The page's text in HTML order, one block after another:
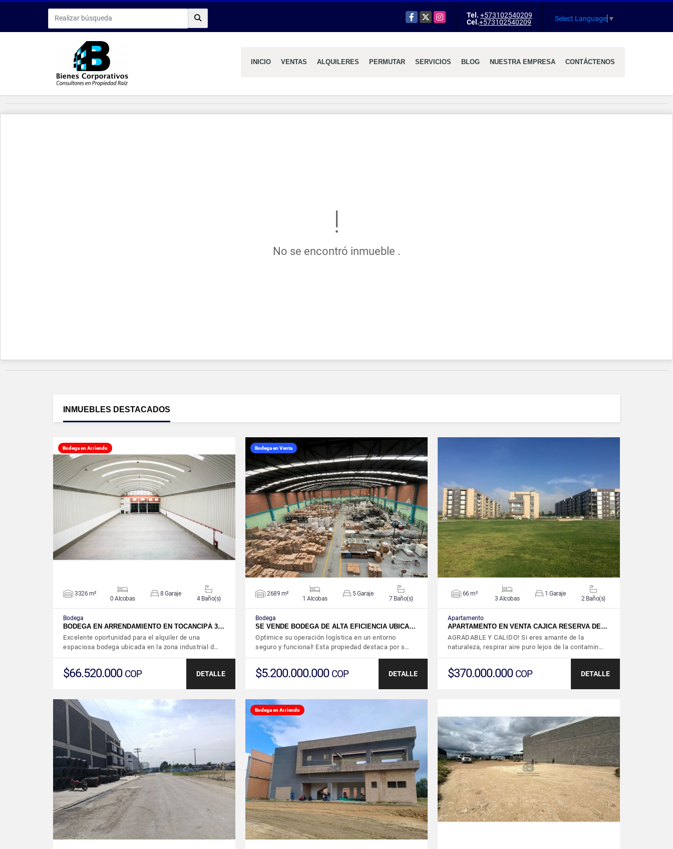
Facebook
X Instagram Tel. +573102540209
Cel.+573102540209 Select Language ▼
INICIO VENTAS ALQUILERES PERMUTAR SERVICIOS BLOG NUESTRA EMPRESA CONTÁCTENOS
No se encontró inmueble .
INMUEBLES DESTACADOS
Bodega en Arriendo
VER DETALLES
3326 m²
0 Alcobas
8 Garaje
4 Baño(s)
Bodega
BODEGA EN ARRENDAMIENTO EN TOCANCIPÁ 3…
Excelente oportunidad para el alquiler de una
espaciosa bodega ubicada en la zona industrial d…
$66.520.000 COP DETALLE
Bodega en Venta
VER DETALLES
2689 m²
1 Alcobas
5 Garaje
7 Baño(s)
Bodega
SE VENDE BODEGA DE ALTA EFICIENCIA UBICA…
Optimice su operación logística en un entorno
seguro y funcional! Esta propiedad destaca por s…
$5.200.000.000 COP DETALLE
VER DETALLES
66 m²
3 Alcobas
1 Garaje
2 Baño(s)
Apartamento
APARTAMENTO EN VENTA CAJICA RESERVA DE…
AGRADABLE Y CALIDO! Si eres amante de la
naturaleza, respirar aire puro lejos de la contamin…
$370.000.000 COP DETALLE
VER DETALLES
Bodega en Arriendo
VER DETALLES VER DETALLES